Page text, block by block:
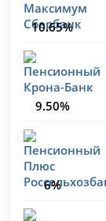
10.65%
9.50%
6%